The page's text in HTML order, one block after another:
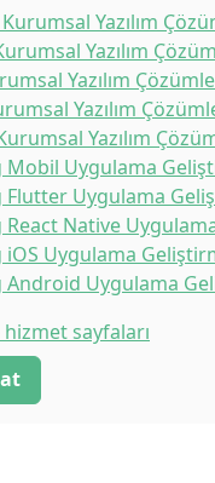
Yazılım
Yazılım
Yazılım
Yazılım
Yazılım
Mobil Uygulama
Flutter Uygulama
React Native
iOS Uygulama
Android Uygulama
sayfaları